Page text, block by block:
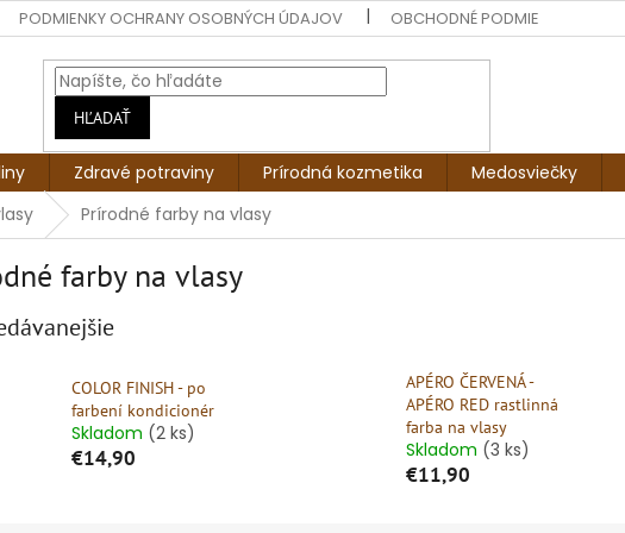
PODMIENKY OCHRANY OSOBNÝCH ÚDAJOV OBCHODNÉ PODMIENKY
HĽADAŤ
Zdravé potraviny Prírodná kozmetika Medosviečky
Prírodné farby na vlasy
farby na vlasy
COLOR FINISH - po
farbení kondicionér
Skladom (2 ks)
€14,90
APÉRO ČERVENÁ -
APÉRO RED rastlinná
farba na vlasy
Skladom (3 ks)
€11,90